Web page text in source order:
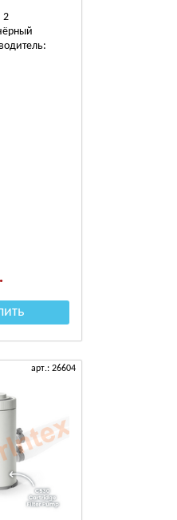
2
арт.: 26604